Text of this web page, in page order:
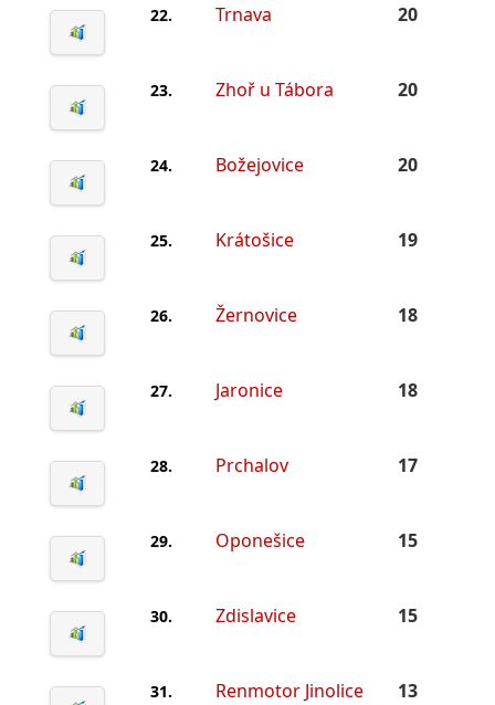
22. Trnava 20
23. Zhoř u Tábora 20
24. Božejovice 20
25. Krátošice 19
26. Žernovice 18
27. Jaronice 18
28. Prchalov 17
29. Oponešice 15
30. Zdislavice 15
31. Renmotor Jinolice 13